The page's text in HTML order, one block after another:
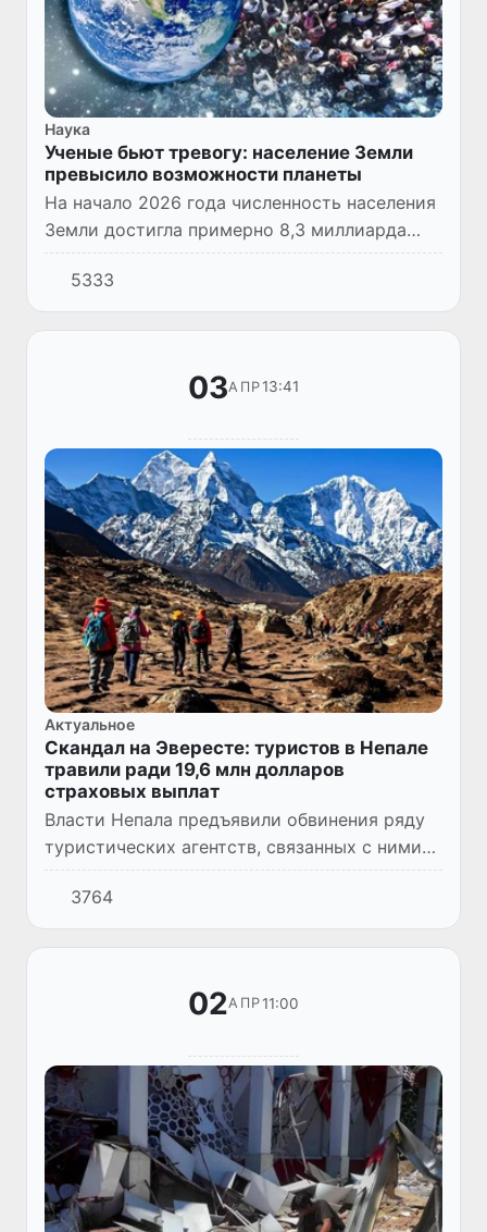
Наука
Ученые бьют тревогу: население Земли
превысило возможности планеты
На начало 2026 года численность населения
Земли достигла примерно 8,3 миллиарда
человек. Согласно исследованию команды
под руководством австралийского ученого
Кори Брэдшоу, устойчи...
5333
03АПР13:41
Актуальное
Скандал на Эвересте: туристов в Непале
травили ради 19,6 млн долларов
страховых выплат
Власти Непала предъявили обвинения ряду
туристических агентств, связанных с ними
врачей и операторов вертолетных компаний
в крупном мошенничестве и причинении
вреда здоровью турист...
3764
02АПР11:00